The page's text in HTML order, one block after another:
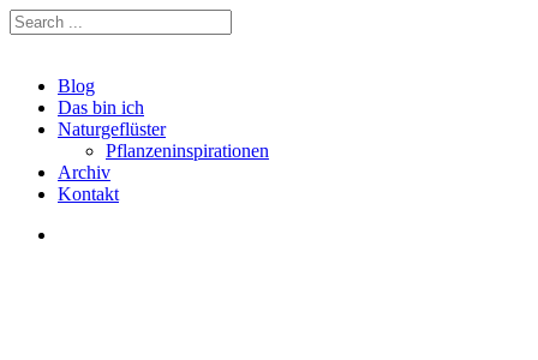
Blog
Das bin ich
Naturgeflüster
Pflanzeninspirationen
Archiv
Kontakt